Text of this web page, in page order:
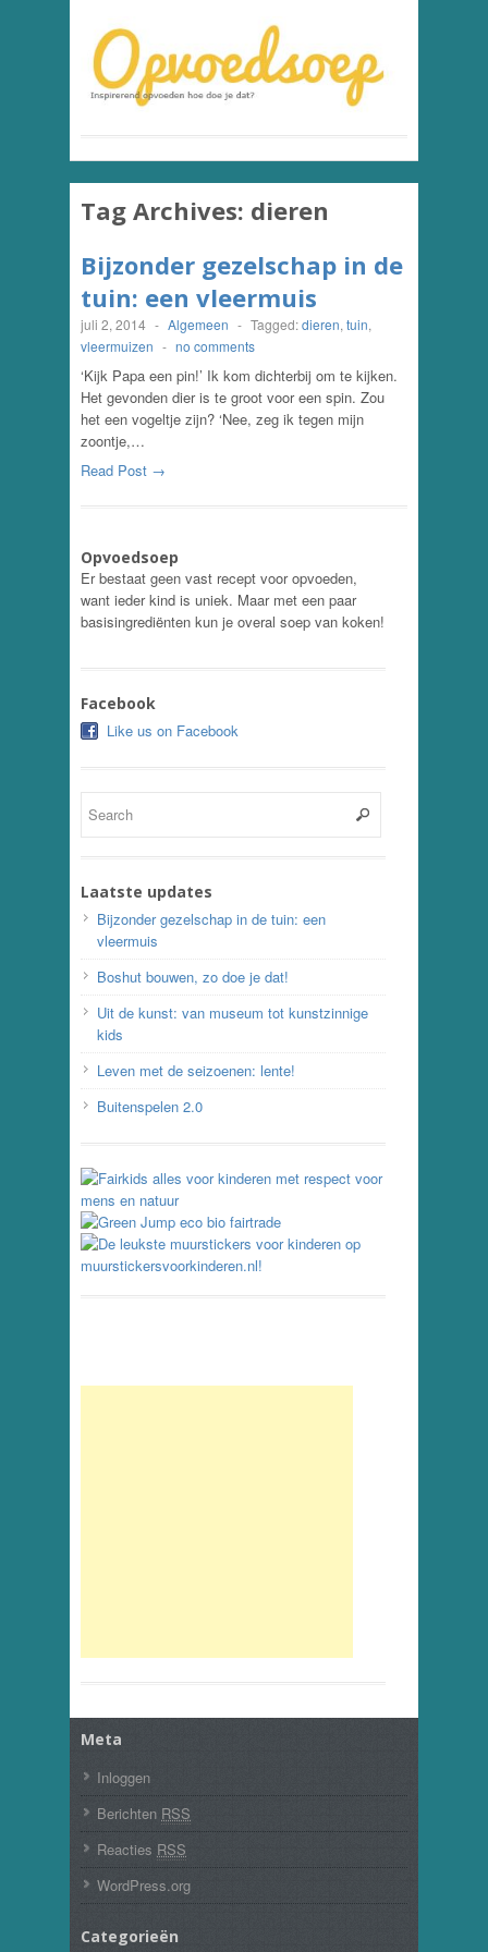
Tag Archives: dieren
Bijzonder gezelschap in de
tuin: een vleermuis
juli 2, 2014 - Algemeen - Tagged:dieren, tuin,
vleermuizen - no comments
‘Kijk Papa een pin!’ Ik kom dichterbij om te kijken.
Het gevonden dier is te groot voor een spin. Zou
het een vogeltje zijn? ‘Nee, zeg ik tegen mijn
zoontje,…
Read Post →
Opvoedsoep
Er bestaat geen vast recept voor opvoeden,
want ieder kind is uniek. Maar met een paar
basisingrediënten kun je overal soep van koken!
Facebook
Like us on Facebook
Laatste updates
Bijzonder gezelschap in de tuin: een
vleermuis
Boshut bouwen, zo doe je dat!
Uit de kunst: van museum tot kunstzinnige
kids
Leven met de seizoenen: lente!
Buitenspelen 2.0
Meta
Inloggen
Berichten RSS
Reacties RSS
WordPress.org
Categorieën